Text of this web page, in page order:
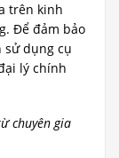
trên kinh
Để đảm bảo
sử dụng cụ
lý chính
chuyên gia